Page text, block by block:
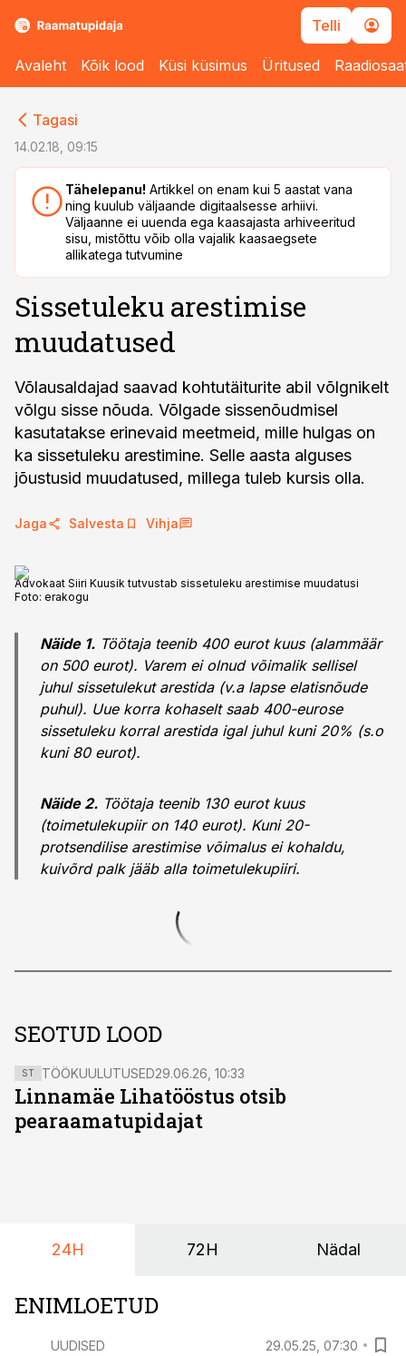
Telli
Avaleht Kõik lood Küsi küsimus Üritused
Tagasi
14.02.18, 09:15
Tähelepanu! Artikkel on enam kui 5 aastat vana
ning kuulub väljaande digitaalsesse arhiivi.
Väljaanne ei uuenda ega kaasajasta arhiveeritud
sisu, mistõttu võib olla vajalik kaasaegsete
allikatega tutvumine
Sissetuleku arestimise
muudatused
Võlausaldajad saavad kohtutäiturite abil võlgnikelt
võlgu sisse nõuda. Võlgade sissenõudmisel
kasutatakse erinevaid meetmeid, mille hulgas on
ka sissetuleku arestimine. Selle aasta alguses
jõustusid muudatused, millega tuleb kursis olla.
Jaga Salvesta Vihja
Advokaat Siiri Kuusik tutvustab sissetuleku arestimise muudatusi
Foto: erakogu
Näide 1. Töötaja teenib 400 eurot kuus (alammäär
on 500 eurot). Varem ei olnud võimalik sellisel
juhul sissetulekut arestida (v.a lapse elatisnõude
puhul). Uue korra kohaselt saab 400-eurose
sissetuleku korral arestida igal juhul kuni 20% (s.o
kuni 80 eurot).
Näide 2. Töötaja teenib 130 eurot kuus
(toimetulekupiir on 140 eurot). Kuni 20-
protsendilise arestimise võimalus ei kohaldu,
kuivõrd palk jääb alla toimetulekupiiri.
SEOTUD LOOD
ST TÖÖKUULUTUSED29.06.26, 10:33
Linnamäe Lihatööstus otsib
pearaamatupidajat
24H 72H Nädal
ENIMLOETUD
UUDISED 29.05.25, 07:30